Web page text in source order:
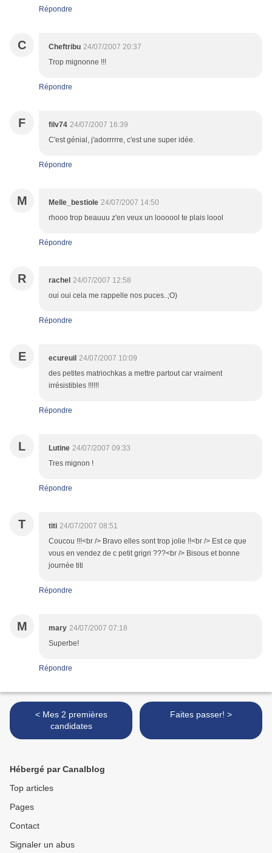
Répondre
C Cheftribu 24/07/2007 20:37
Trop mignonne !!!
Répondre
F filv74 24/07/2007 16:39
C'est génial, j'adorrrrre, c'est une super idée.
Répondre
M Melle_bestiole 24/07/2007 14:50
rhooo trop beauuu z'en veux un loooool te plais loool
Répondre
R rachel 24/07/2007 12:58
oui oui cela me rappelle nos puces..;O)
Répondre
E ecureuil 24/07/2007 10:09
des petites matriochkas a mettre partout car vraiment
irrésistibles !!!!!!
Répondre
L Lutine 24/07/2007 09:33
Tres mignon !
Répondre
T titi 24/07/2007 08:51
Coucou !!!<br /> Bravo elles sont trop jolie !!<br /> Est ce que
vous en vendez de c petit grigri ???<br /> Bisous et bonne
journée titi
Répondre
M mary 24/07/2007 07:18
Superbe!
Répondre
< Mes 2 premières
candidates
Faites passer! >
Hébergé par Canalblog
Top articles
Pages
Contact
Signaler un abus